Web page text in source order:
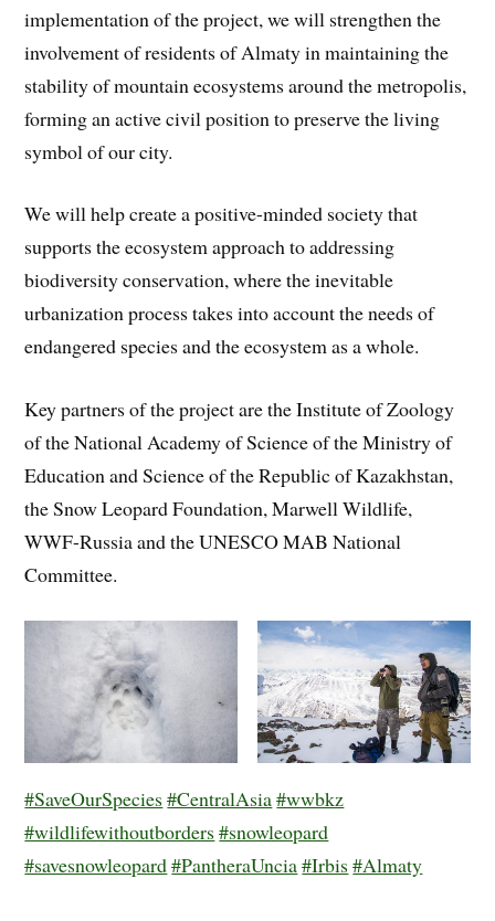
implementation of the project, we will strengthen the
involvement of residents of Almaty in maintaining the
stability of mountain ecosystems around the metropolis,
forming an active civil position to preserve the living
symbol of our city.
We will help create a positive-minded society that
supports the ecosystem approach to addressing
biodiversity conservation, where the inevitable
urbanization process takes into account the needs of
endangered species and the ecosystem as a whole.
Key partners of the project are the Institute of Zoology
of the National Academy of Science of the Ministry of
Education and Science of the Republic of Kazakhstan,
the Snow Leopard Foundation, Marwell Wildlife,
WWF-Russia and the UNESCO MAB National
Committee.
#SaveOurSpecies#CentralAsia#wwbkz
#wildlifewithoutborders#snowleopard
#savesnowleopard#PantheraUncia#Irbis#Almaty